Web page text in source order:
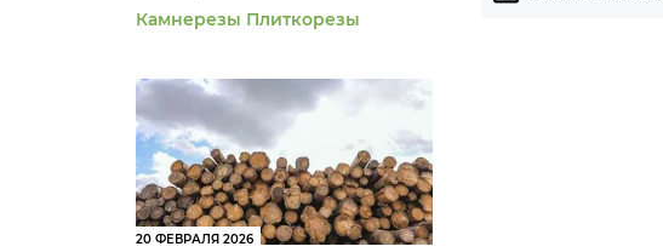
Камнерезы Плиткорезы
20 ФЕВРАЛЯ 2026